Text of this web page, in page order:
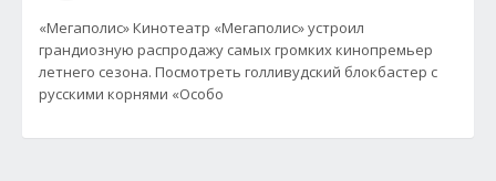
«Мегаполис» Кинотеатр «Мегаполис» устроил
грандиозную распродажу самых громких кинопремьер
летнего сезона. Посмотреть голливудский блокбастер с
русскими корнями «Особо